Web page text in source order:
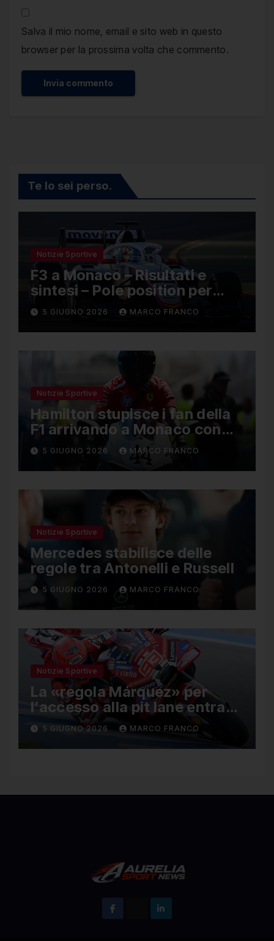
Salva il mio nome, email e sito web in questo
browser per la prossima volta che commento.
Te lo sei perso.
Notizie Sportive
F3 a Monaco – Risultati e
sintesi – Pole position per
Nael, Bruno del Pino ottavo
5 GIUGNO 2026 MARCO FRANCO
Notizie Sportive
Hamilton stupisce i fan della
F1 arrivando a Monaco con
una Ducati in edizione
limitata
5 GIUGNO 2026 MARCO FRANCO
Notizie Sportive
Mercedes stabilisce delle
regole tra Antonelli e Russell
5 GIUGNO 2026 MARCO FRANCO
Notizie Sportive
La «regola Márquez» per
l’accesso alla pit lane entra
ufficialmente a far parte del
regolamento della MotoGP
5 GIUGNO 2026 MARCO FRANCO